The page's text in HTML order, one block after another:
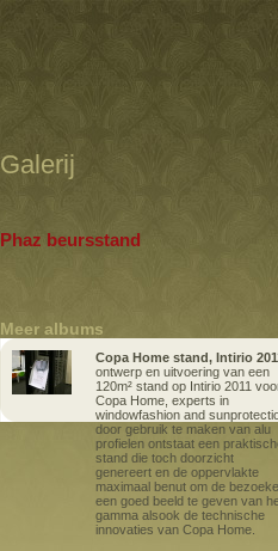
Galerij
Phaz beursstand
Meer albums
Copa Home stand, Intirio
ontwerp en uitvoering van een
120m² stand op Intirio 2011
Copa Home, experts in
windowfashion and
door gebruik te maken van alu
profielen ontstaat een
stand die toch doorzicht
genereert en de oppervlakte
maximaal benut om de
een goed beeld te geven van
gamma alsook de technische
innovaties van Copa Home.